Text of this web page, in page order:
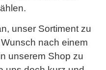
unser Sortiment zu
nach einem
unserem Shop zu